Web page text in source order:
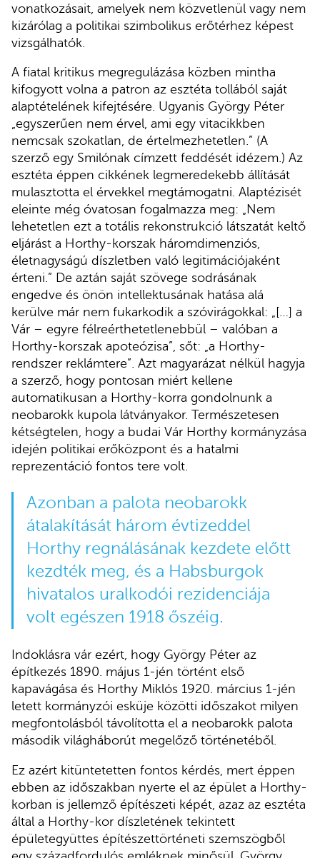
vonatkozásait, amelyek nem közvetlenül vagy nem
kizárólag a politikai szimbolikus erőtérhez képest
vizsgálhatók.
A fiatal kritikus megregulázása közben mintha
kifogyott volna a patron az esztéta tollából saját
alaptételének kifejtésére. Ugyanis György Péter
„egyszerűen nem érvel, ami egy vitacikkben
nemcsak szokatlan, de értelmezhetetlen.” (A
szerző egy Smilónak címzett feddését idézem.) Az
esztéta éppen cikkének legmeredekebb állítását
mulasztotta el érvekkel megtámogatni. Alaptézisét
eleinte még óvatosan fogalmazza meg: „Nem
lehetetlen ezt a totális rekonstrukció látszatát keltő
eljárást a Horthy-korszak háromdimenziós,
életnagyságú díszletben való legitimációjaként
érteni.” De aztán saját szövege sodrásának
engedve és önön intellektusának hatása alá
kerülve már nem fukarkodik a szóvirágokkal: „[…] a
Vár – egyre félreérthetetlenebbül – valóban a
Horthy-korszak apoteózisa”, sőt: „a Horthy-
rendszer reklámtere”. Azt magyarázat nélkül hagyja
a szerző, hogy pontosan miért kellene
automatikusan a Horthy-korra gondolnunk a
neobarokk kupola látványakor. Természetesen
kétségtelen, hogy a budai Vár Horthy kormányzása
idején politikai erőközpont és a hatalmi
reprezentáció fontos tere volt.
Azonban a palota neobarokk
átalakítását három évtizeddel
Horthy regnálásának kezdete előtt
kezdték meg, és a Habsburgok
hivatalos uralkodói rezidenciája
volt egészen 1918 őszéig.
Indoklásra vár ezért, hogy György Péter az
építkezés 1890. május 1-jén történt első
kapavágása és Horthy Miklós 1920. március 1-jén
letett kormányzói esküje közötti időszakot milyen
megfontolásból távolította el a neobarokk palota
második világháborút megelőző történetéből.
Ez azért kitüntetetten fontos kérdés, mert éppen
ebben az időszakban nyerte el az épület a Horthy-
korban is jellemző építészeti képét, azaz az esztéta
által a Horthy-kor díszletének tekintett
épületegyüttes építészettörténeti szemszögből